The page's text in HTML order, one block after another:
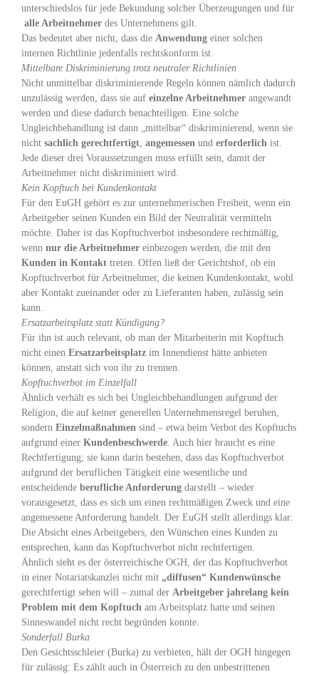
unterschiedslos für jede Bekundung solcher Überzeugungen und für
alle Arbeitnehmer des Unternehmens gilt.
Das bedeutet aber nicht, dass die Anwendung einer solchen
internen Richtlinie jedenfalls rechtskonform ist.
Mittelbare Diskriminierung trotz neutraler Richtlinien
Nicht unmittelbar diskriminierende Regeln können nämlich dadurch
unzulässig werden, dass sie auf einzelne Arbeitnehmer angewandt
werden und diese dadurch benachteiligen. Eine solche
Ungleichbehandlung ist dann „mittelbar“ diskriminierend, wenn sie
nicht sachlich gerechtfertigt, angemessen und erforderlich ist.
Jede dieser drei Voraussetzungen muss erfüllt sein, damit der
Arbeitnehmer nicht diskriminiert wird.
Kein Kopftuch bei Kundenkontakt
Für den EuGH gehört es zur unternehmerischen Freiheit, wenn ein
Arbeitgeber seinen Kunden ein Bild der Neutralität vermitteln
möchte. Daher ist das Kopftuchverbot insbesondere rechtmäßig,
wenn nur die Arbeitnehmer einbezogen werden, die mit den
Kunden in Kontakt treten. Offen ließ der Gerichtshof, ob ein
Kopftuchverbot für Arbeitnehmer, die keinen Kundenkontakt, wohl
aber Kontakt zueinander oder zu Lieferanten haben, zulässig sein
kann.
Ersatzarbeitsplatz statt Kündigung?
Für ihn ist auch relevant, ob man der Mitarbeiterin mit Kopftuch
nicht einen Ersatzarbeitsplatz im Innendienst hätte anbieten
können, anstatt sich von ihr zu trennen.
Kopftuchverbot im Einzelfall
Ähnlich verhält es sich bei Ungleichbehandlungen aufgrund der
Religion, die auf keiner generellen Unternehmensregel beruhen,
sondern Einzelmaßnahmen sind – etwa beim Verbot des Kopftuchs
aufgrund einer Kundenbeschwerde. Auch hier braucht es eine
Rechtfertigung; sie kann darin bestehen, dass das Kopftuchverbot
aufgrund der beruflichen Tätigkeit eine wesentliche und
entscheidende berufliche Anforderung darstellt – wieder
vorausgesetzt, dass es sich um einen rechtmäßigen Zweck und eine
angemessene Anforderung handelt. Der EuGH stellt allerdings klar:
Die Absicht eines Arbeitgebers, den Wünschen eines Kunden zu
entsprechen, kann das Kopftuchverbot nicht rechtfertigen.
Ähnlich sieht es der österreichische OGH, der das Kopftuchverbot
in einer Notariatskanzlei nicht mit „diffusen“ Kundenwünsche
gerechtfertigt sehen will – zumal der Arbeitgeber jahrelang kein
Problem mit dem Kopftuch am Arbeitsplatz hatte und seinen
Sinneswandel nicht recht begründen konnte.
Sonderfall Burka
Den Gesichtsschleier (Burka) zu verbieten, hält der OGH hingegen
für zulässig: Es zählt auch in Österreich zu den unbestrittenen